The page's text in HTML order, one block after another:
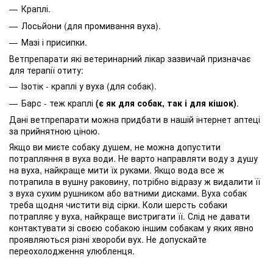
Краплі.
Лосьйони (для промивання вуха).
Мазі і присипки.
Ветпрепарати які ветеринарний лікар зазвичай призначає
для терапії отиту:
Ізотік - краплі у вуха (для собак).
Барс - теж краплі (є як для собак, так і для кішок).
Дані ветпрепарати можна придбати в нашій інтернет аптеці
за прийнятною ціною.
Якщо ви миєте собаку душем, не можна допустити
потрапляння в вуха води. Не варто направляти воду з душу
на вуха, найкраще мити їх руками. Якщо вода все ж
потрапила в вушну раковину, потрібно відразу ж видалити її
з вуха сухим рушником або ватними дисками. Вуха собак
треба щодня чистити від сірки. Коли шерсть собаки
потрапляє у вуха, найкраще вистригати її. Слід не давати
контактувати зі своєю собакою іншим собакам у яких явно
проявляються різні хвороби вух. Не допускайте
переохолодження улюбленця.